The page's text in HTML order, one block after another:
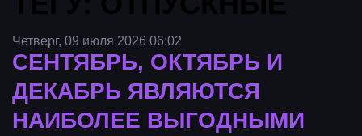
Четверг, 09 июля 2026 06:02
СЕНТЯБРЬ, ОКТЯБРЬ И
ДЕКАБРЬ ЯВЛЯЮТСЯ
НАИБОЛЕЕ ВЫГОДНЫМИ